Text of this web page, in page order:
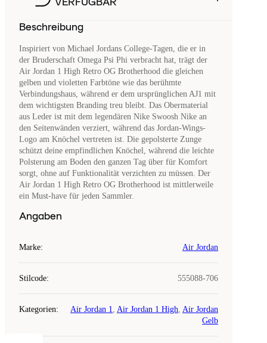
Beschreibung
Inspiriert von Michael Jordans College-Tagen, die er in
der Bruderschaft Omega Psi Phi verbracht hat, trägt der
Air Jordan 1 High Retro OG Brotherhood die gleichen
gelben und violetten Farbtöne wie das berühmte
Verbindungshaus, während er dem ursprünglichen AJ1 mit
dem wichtigsten Branding treu bleibt. Das Obermaterial
aus Leder ist mit dem legendären Nike Swoosh Nike an
den Seitenwänden verziert, während das Jordan-Wings-
Logo am Knöchel vertreten ist. Die gepolsterte Zunge
schützt deine empfindlichen Knöchel, während die leichte
Polsterung am Boden den ganzen Tag über für Komfort
sorgt, ohne auf Funktionalität verzichten zu müssen. Der
Air Jordan 1 High Retro OG Brotherhood ist mittlerweile
ein Must-have für jeden Sammler.
Angaben
Marke: Air Jordan
Stilcode: 555088-706
Kategorien: Air Jordan 1, Air Jordan 1 High, Air Jordan
Gelb